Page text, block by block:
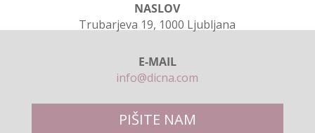
NASLOV
Trubarjeva 19, 1000 Ljubljana
E-MAIL
info@dicna.com
PIŠITE NAM